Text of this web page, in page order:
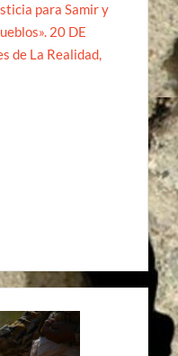
para Samir y
20 DE
de La Realidad,